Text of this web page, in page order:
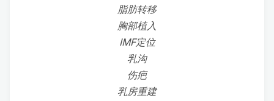
脂肪转移
胸部植入
IMF定位
乳沟
伤疤
乳房重建